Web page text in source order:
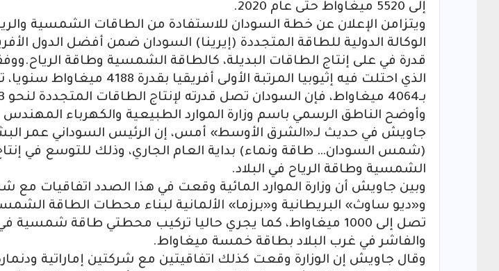
إلى 5520 ميغاواط حتى عام 2020.
ويتزامن الإعلان عن خطة السودان للاستفادة من الطاقات الشمسية
الوكالة الدولية للطاقة المتجددة (إيرينا) السودان ضمن أفضل الدول
قدرة في على إنتاج الطاقات البديلة، كالطاقة الشمسية وطاقة
الذي احتلت فيه إثيوبيا المرتبة الأولى
بـ4064 ميغاواط، فإن السودان تصل قدرته لإنتاج الطاقات المتجددة لنحو 1793 ميغاواط في العام.
وأوضح الناطق الرسمي باسم وزارة الموارد الطبيعية والكهرباء
جاويش في حديث لـ«الشرق الأوسط» أمس، إن الرئيس السوداني عمر
(شمس السودان… طاقة ونماء) بداية العام الجاري، وذلك للتوسع في
الشمسية وطاقة الرياح في البلاد.
وبين جاويش أن وزارة الموارد المائية وقعت في هذا الصدد اتفاقيات مع
و«ديو ساوث» البريطانية و«برزما» الألمانية لبناء محطات الطاقة
تصل إلى 1000 ميغاواط، كما يجري حاليا تركيب محطتي طاقة
والفاشر في غرب البلاد بطاقة خمسة ميغاواط.
وقال جاويش إن الوزارة وقعت كذلك اتفاقيتين مع شركتين إماراتية